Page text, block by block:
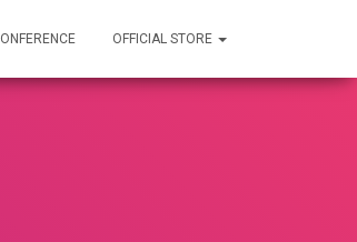
OFFICIAL STORE